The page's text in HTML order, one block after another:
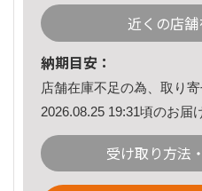
近くの店
納期目安：
店舗在庫不足の為、取り寄
2026.08.25 19:31頃のお届
受け取り方法